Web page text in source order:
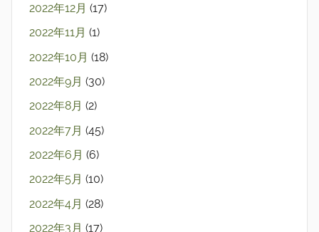
2022年12月 (17)
2022年11月 (1)
2022年10月 (18)
2022年9月 (30)
2022年8月 (2)
2022年7月 (45)
2022年6月 (6)
2022年5月 (10)
2022年4月 (28)
2022年3月 (17)